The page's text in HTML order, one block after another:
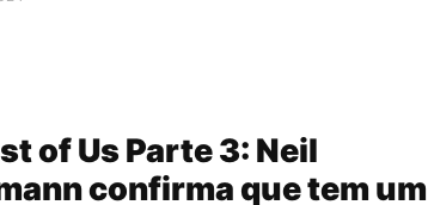
of Us Parte 3: Neil
confirma que tem um